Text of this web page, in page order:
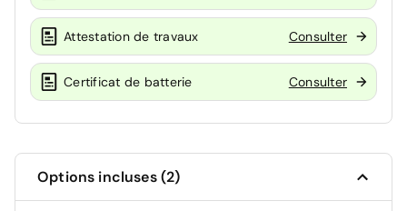
Attestation de travaux Consulter
Certificat de batterie Consulter
Options incluses (2)